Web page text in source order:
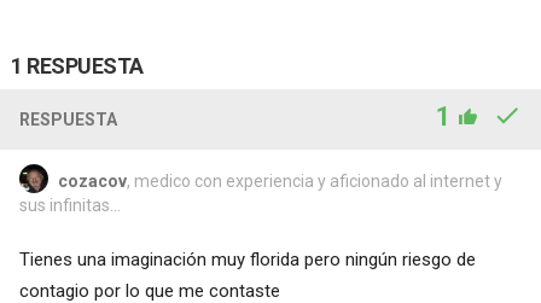
1 RESPUESTA
RESPUESTA 1
cozacov, medico con experiencia y aficionado al internet y
sus infinitas...
Tienes una imaginación muy florida pero ningún riesgo de
contagio por lo que me contaste